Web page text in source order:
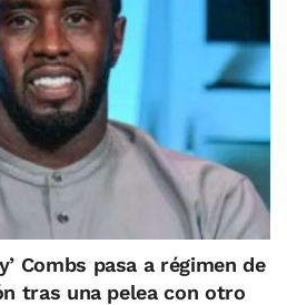
Combs pasa a régimen de
tras una pelea con otro